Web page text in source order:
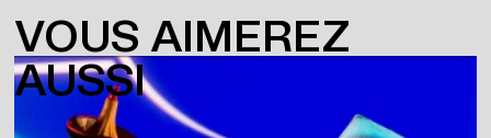
VOUS AIMEREZ
AUSSI